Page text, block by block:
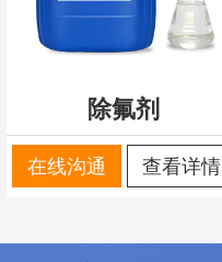
除氟剂
在线沟通 查看详情